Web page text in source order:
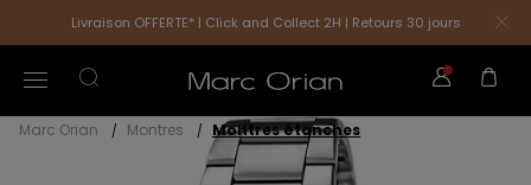
Livraison OFFERTE* | Click and Collect 2H | Retours 30 jours
Marc Orian Montres Montres étanches